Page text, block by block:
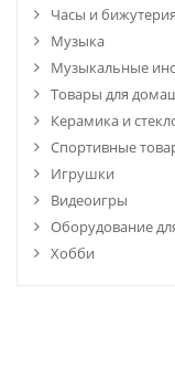
Часы и бижутерия
Музыка
Музыкальные
Товары для
Керамика и
Спортивные
Игрушки
Видеоигры
Оборудование
Хобби